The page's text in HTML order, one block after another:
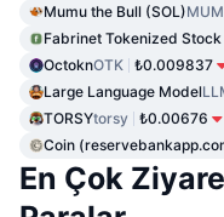
Mumu the Bull (SOL)
Fabrinet Tokenized
OctoknOTK ₺0.009837
Large Language Model
TORSYtorsy ₺0.00676
Coin
En Çok